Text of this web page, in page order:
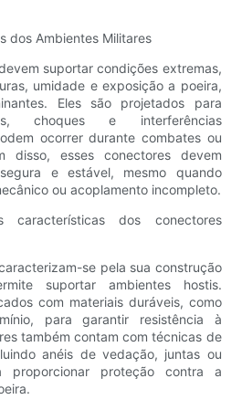
dos Ambientes Militares
suportar condições extremas,
umidade e exposição a poeira,
Eles são projetados para
choques e interferências
ocorrer durante combates ou
disso, esses conectores devem
e estável, mesmo quando
ou acoplamento incompleto.
características dos conectores
se pela sua construção
suportar ambientes hostis.
com materiais duráveis, como
para garantir resistência à
também contam com técnicas de
anéis de vedação, juntas ou
proporcionar proteção contra a